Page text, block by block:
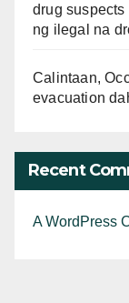
drug
ng ilegal na
Calintaan,
evacuation
Recent
A WordPress